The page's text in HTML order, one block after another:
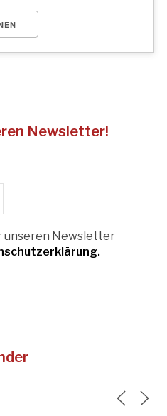
Newsletter!
unseren Newsletter